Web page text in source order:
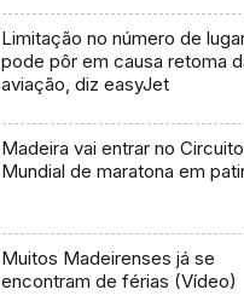
Limitação no número de
pode pôr em causa retoma
aviação, diz easyJet
Madeira vai entrar no Circuito
Mundial de maratona em
Muitos Madeirenses já se
encontram de férias (Vídeo)